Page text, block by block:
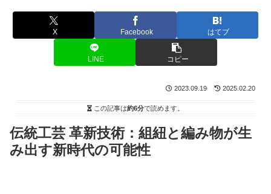
X Facebook はてブ
LINE コピー
2023.09.19 2025.02.20
この記事は約6分で読めます。
伝統工芸 革新技術：組紐と編み物が生
み出す新時代の可能性